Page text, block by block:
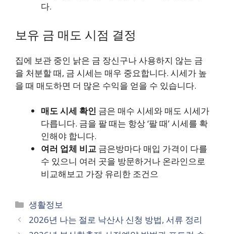
다.
보유 금 매도 시점 결정
집에 보관 중인 낡은 금 장신구나 사용하지 않는 금
을 처분할 때, 금 시세는 매우 중요합니다. 시세가 높
을 때 매도하면 더 많은 수익을 얻을 수 있습니다.
매도 시세 확인 금은 매수 시세와 매도 시세가
다릅니다. 금을 팔 때는 항상 ‘팔 때’ 시세를 확
인해야 합니다.
여러 업체 비교 금은방마다 매입 가격이 다를
수 있으니 여러 곳을 방문하거나 온라인으로
비교해보고 가장 유리한 조건으
카
테
생활정보
2026년 나는 절로 낙산사 신청 방법, 서류 정리